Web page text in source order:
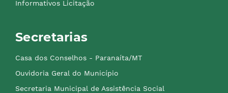
Informativos Licitação
Secretarias
Casa dos Conselhos - Paranaíta/MT
Ouvidoria Geral do Município
Secretaria Municipal de Assistência Social